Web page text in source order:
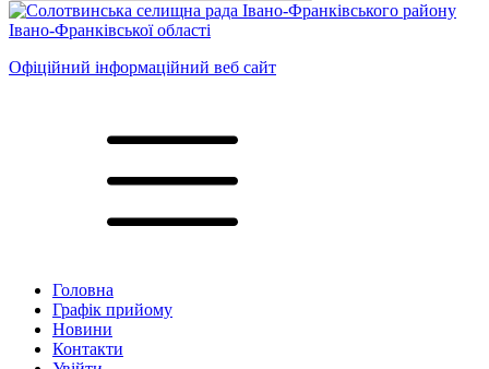
Офіційний інформаційний веб сайт
Головна
Графік прийому
Новини
Контакти